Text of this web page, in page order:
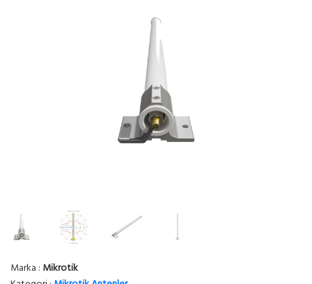
Marka : Mikrotik